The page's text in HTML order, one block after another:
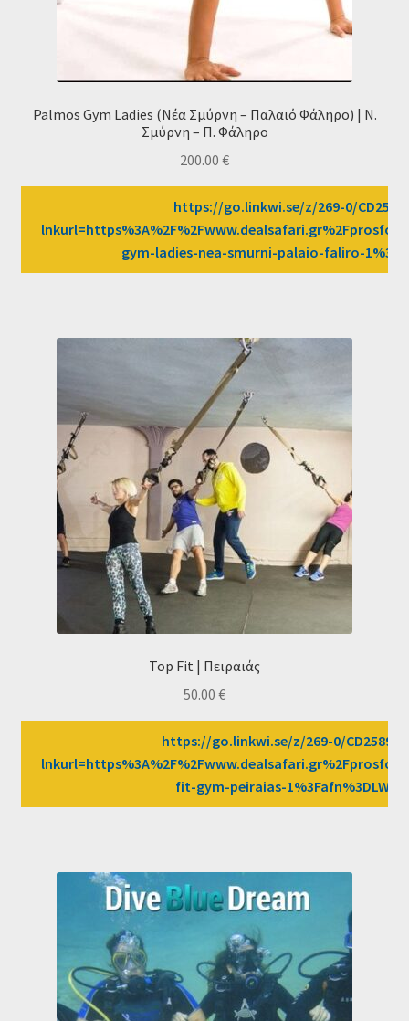
Palmos Gym Ladies (Νέα Σμύρνη – Παλαιό Φάληρο) | Ν.
Σμύρνη – Π. Φάληρο
200.00 €
https://go.linkwi.se/z/269-0/
gym-ladies-nea-smurni-palaio-faliro-
Top Fit | Πειραιάς
50.00 €
https://go.linkwi.se/z/269-0/CD2589/?
fit-gym-peiraias-1%3Fafn%3DLW